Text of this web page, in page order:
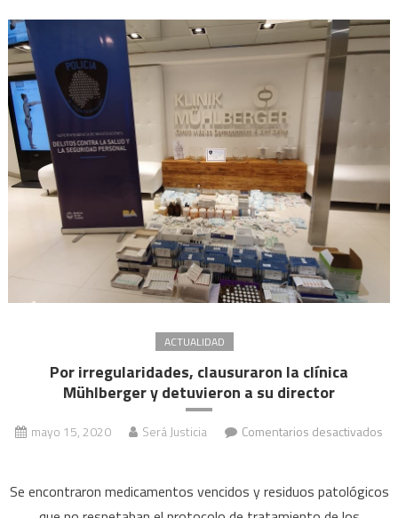
legisladores
irregularidades
en
contrataciones
ACTUALIDAD
Por irregularidades, clausuraron la clínica
Mühlberger y detuvieron a su director
mayo 15, 2020 Será Justicia
Comentarios desactivados
irregularidades,
Se encontraron medicamentos vencidos y residuos patológicos